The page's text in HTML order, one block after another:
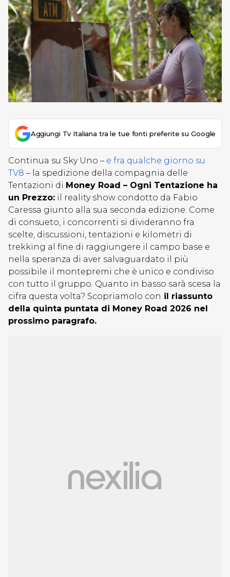
Aggiungi Tv Italiana tra le tue fonti preferite su Google
Continua su Sky Uno – e fra qualche giorno su
TV8 – la spedizione della compagnia delle
Tentazioni di Money Road – Ogni Tentazione ha
un Prezzo: il reality show condotto da Fabio
Caressa giunto alla sua seconda edizione. Come
di consueto, i concorrenti si divideranno fra
scelte, discussioni, tentazioni e kilometri di
trekking al fine di raggiungere il campo base e
nella speranza di aver salvaguardato il più
possibile il montepremi che è unico e condiviso
con tutto il gruppo. Quanto in basso sarà scesa la
cifra questa volta? Scopriamolo con il riassunto
della quinta puntata di Money Road 2026 nel
prossimo paragrafo.